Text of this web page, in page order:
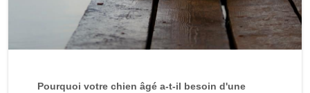
Pourquoi votre chien âgé a-t-il besoin d'une